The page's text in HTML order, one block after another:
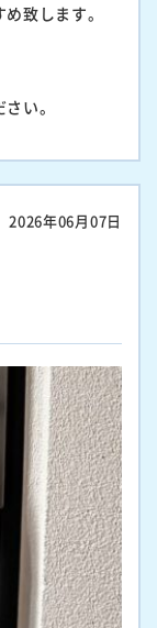
致します。
い。
2026年06月07日